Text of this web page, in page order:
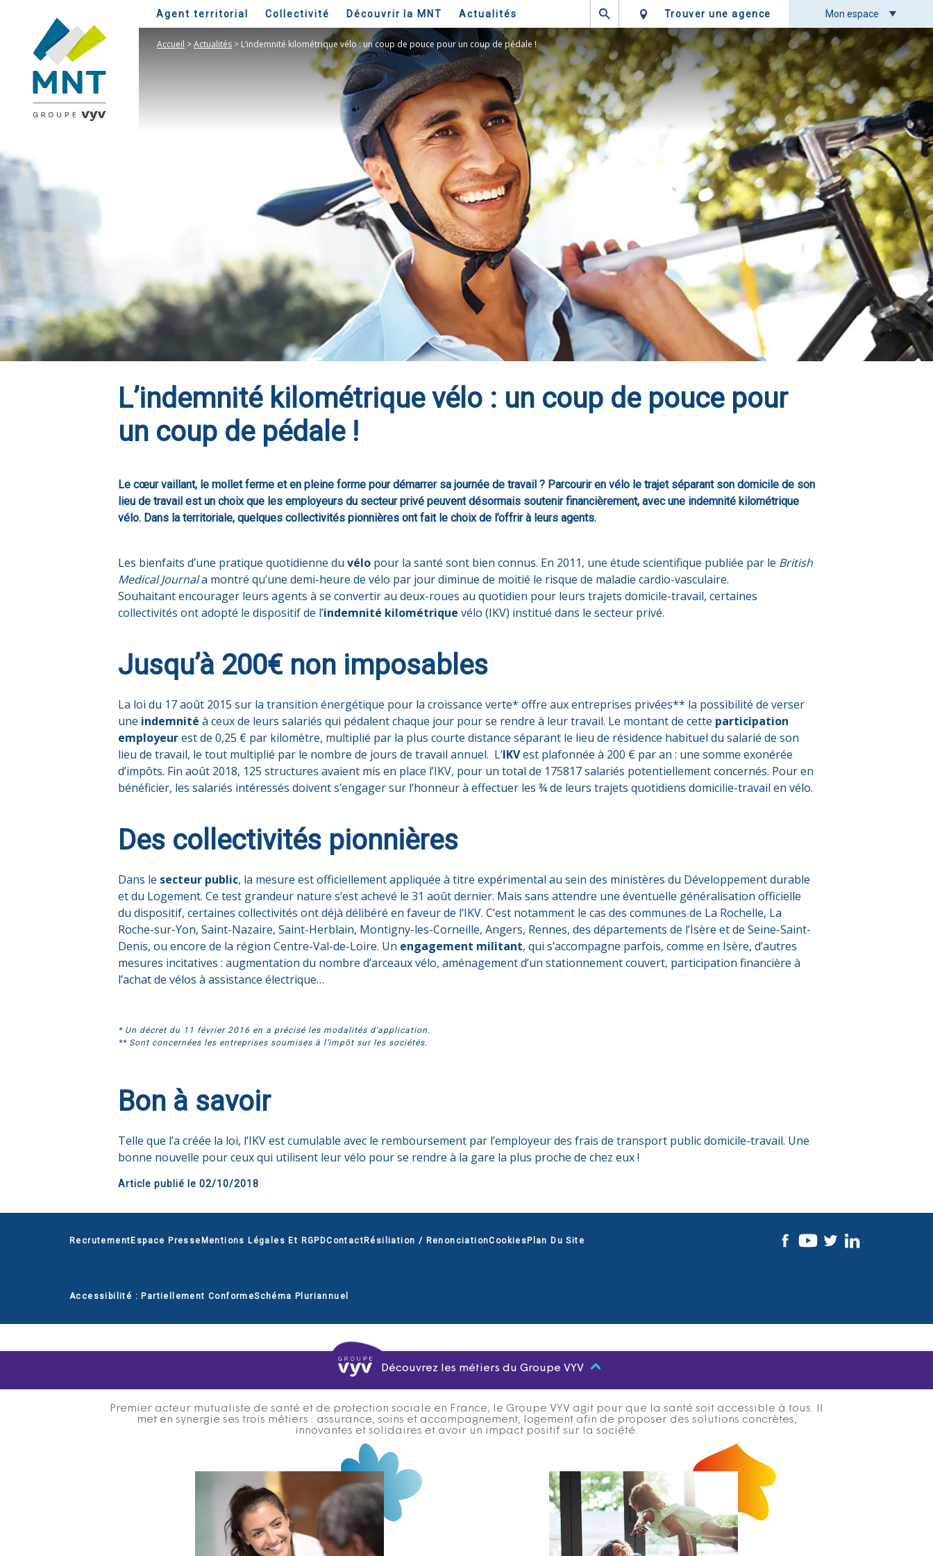
Agent territorial Collectivité Découvrir la MNT Actualités Trouver une agence Mon espace
Accueil >Actualités > L’indemnité kilométrique vélo : un coup de pouce pour un coup de pédale !
L’indemnité kilométrique vélo : un coup de pouce pour
un coup de pédale !
Le cœur vaillant, le mollet ferme et en pleine forme pour démarrer sa journée de travail ? Parcourir en vélo le trajet séparant son domicile de son
lieu de travail est un choix que les employeurs du secteur privé peuvent désormais soutenir financièrement, avec une indemnité kilométrique
vélo. Dans la territoriale, quelques collectivités pionnières ont fait le choix de l’offrir à leurs agents.
Les bienfaits d’une pratique quotidienne du vélo pour la santé sont bien connus. En 2011, une étude scientifique publiée par le British
Medical Journala montré qu’une demi-heure de vélo par jour diminue de moitié le risque de maladie cardio-vasculaire.
Souhaitant encourager leurs agents à se convertir au deux-roues au quotidien pour leurs trajets domicile-travail, certaines
collectivités ont adopté le dispositif de l’indemnité kilométrique vélo (IKV) institué dans le secteur privé.
Jusqu’à 200€ non imposables
La loi du 17 août 2015 sur la transition énergétique pour la croissance verte* offre aux entreprises privées** la possibilité de verser
une indemnité à ceux de leurs salariés qui pédalent chaque jour pour se rendre à leur travail. Le montant de cette participation
employeurest de 0,25 € par kilomètre, multiplié par la plus courte distance séparant le lieu de résidence habituel du salarié de son
lieu de travail, le tout multiplié par le nombre de jours de travail annuel. L’IKVest plafonnée à 200 € par an : une somme exonérée
d’impôts. Fin août 2018, 125 structures avaient mis en place l’IKV, pour un total de 175817 salariés potentiellement concernés. Pour en
bénéficier, les salariés intéressés doivent s’engager sur l’honneur à effectuer les ¾ de leurs trajets quotidiens domicilie-travail en vélo.
Des collectivités pionnières
Dans le secteur public, la mesure est officiellement appliquée à titre expérimental au sein des ministères du Développement durable
et du Logement. Ce test grandeur nature s’est achevé le 31 août dernier. Mais sans attendre une éventuelle généralisation officielle
du dispositif, certaines collectivités ont déjà délibéré en faveur de l’IKV. C’est notamment le cas des communes de La Rochelle, La
Roche-sur-Yon, Saint-Nazaire, Saint-Herblain, Montigny-les-Corneille, Angers, Rennes, des départements de l’Isère et de Seine-Saint-
Denis, ou encore de la région Centre-Val-de-Loire. Un engagement militant, qui s’accompagne parfois, comme en Isère, d’autres
mesures incitatives : augmentation du nombre d’arceaux vélo, aménagement d’un stationnement couvert, participation financière à
l’achat de vélos à assistance électrique…
* Un décret du 11 février 2016 en a précisé les modalités d’application.
** Sont concernées les entreprises soumises à l’impôt sur les sociétés.
Bon à savoir
Telle que l’a créée la loi, l’IKV est cumulable avec le remboursement par l’employeur des frais de transport public domicile-travail. Une
bonne nouvelle pour ceux qui utilisent leur vélo pour se rendre à la gare la plus proche de chez eux !
Article publié le 02/10/2018
Recrutement Espace Presse Mentions Légales Et RGPDContact Résiliation / RenonciationCookies Plan Du Site
Accessibilité : Partiellement ConformeSchéma Pluriannuel
Découvrez les métiers du Groupe VYV
Premier acteur mutualiste de santé et de protection sociale en France, le Groupe VYV agit pour que la santé soit accessible à tous. Il
met en synergie ses trois métiers : assurance, soins et accompagnement, logement afin de proposer des solutions concrètes,
innovantes et solidaires et avoir un impact positif sur la société.